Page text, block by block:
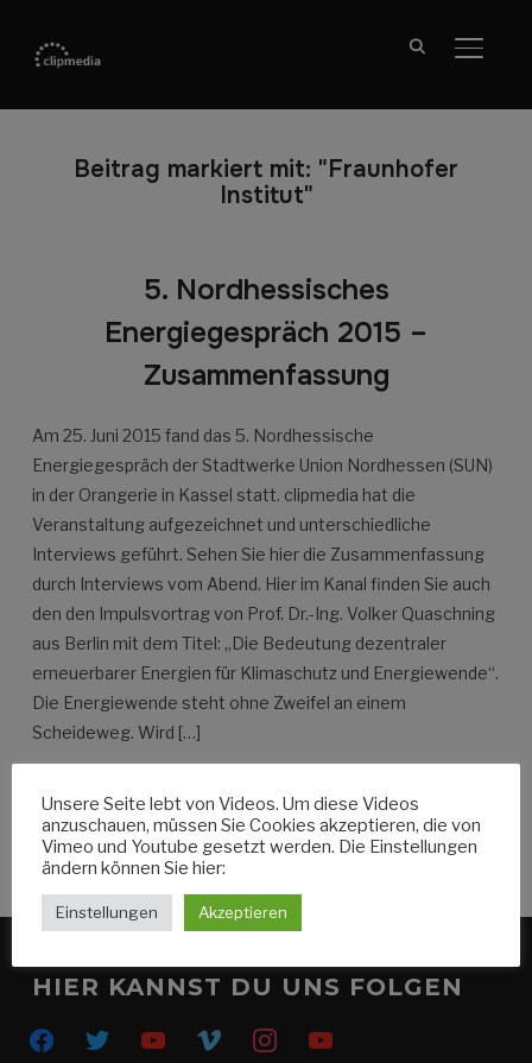
Beitrag markiert mit: "Fraunhofer
Institut"
5. Nordhessisches
Energiegespräch 2015 –
Zusammenfassung
Am 25. Juni 2015 fand das 5. Nordhessische
Energiegespräch der Stadtwerke Union Nordhessen (SUN)
in der Orangerie in Kassel statt. clipmedia hat die
Veranstaltung aufgezeichnet und unterschiedliche
Interviews geführt. Sehen Sie hier die Zusammenfassung
durch Interviews vom Abend. Hier im Kanal finden Sie auch
den den Impulsvortrag von Prof. Dr.-Ing. Volker Quaschning
aus Berlin mit dem Titel: „Die Bedeutung dezentraler
erneuerbarer Energien für Klimaschutz und Energiewende“.
Die Energiewende steht ohne Zweifel an einem
Scheideweg. Wird […]
WEITERLESEN
HIER KANNST DU UNS FOLGEN
facebooktwitter youtube vimeo instagramyoutube
Unsere Seite lebt von Videos. Um diese Videos
anzuschauen, müssen Sie Cookies akzeptieren, die von
Vimeo und Youtube gesetzt werden. Die Einstellungen
ändern können Sie hier:
Einstellungen Akzeptieren